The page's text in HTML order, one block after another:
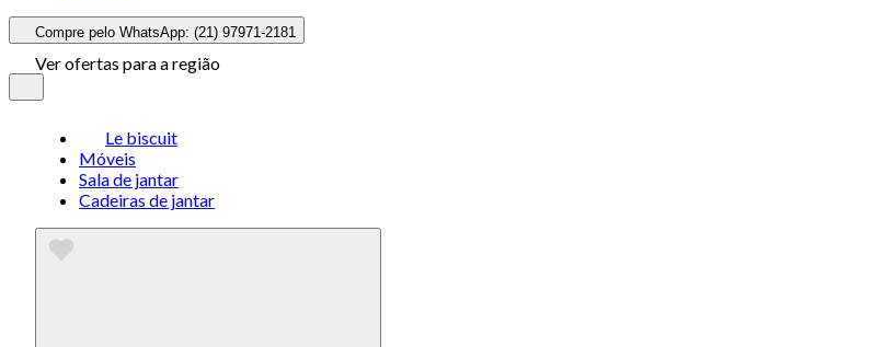
Compre pelo WhatsApp: (21) 97971-2181
Ver ofertas para a região
Le biscuit
Móveis
Sala de jantar
Cadeiras de jantar